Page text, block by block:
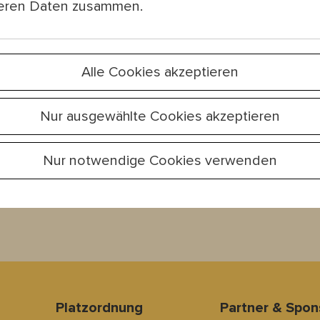
jetzt zu
an!
Platzordnung Partner &
Daten zusammen.
Alle Cookies akzeptieren
Nur ausgewählte Cookies akzeptieren
Nur notwendige Cookies verwenden